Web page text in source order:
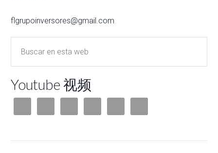
flgrupoinversores@gmail.com
Youtube 视频